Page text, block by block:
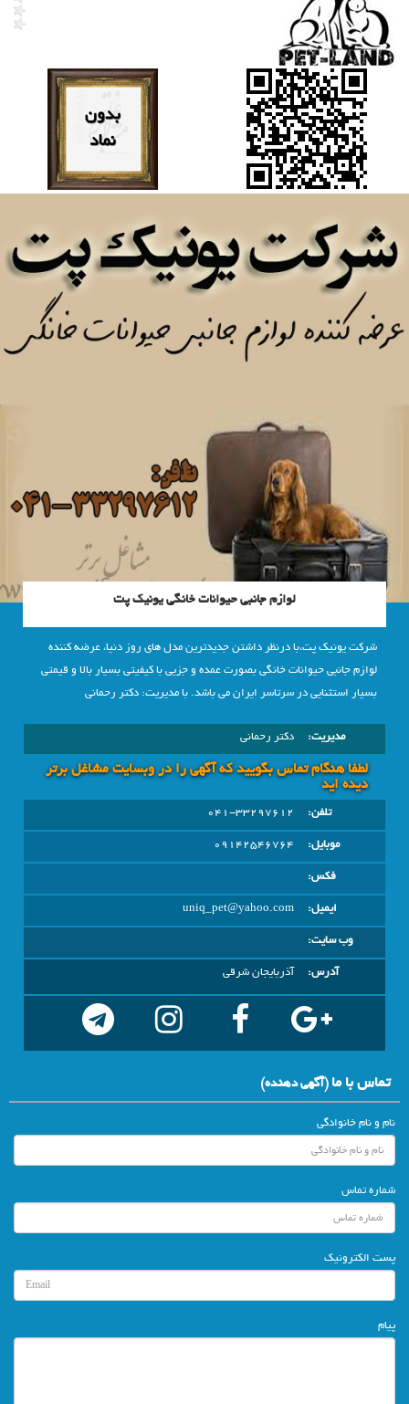
لوازم جانبی حیوانات خانگی یونیک پت
شرکت یونیک پت،با درنظر داشتن جدیدترین مدل های روز دنیا، عرضه کننده
لوازم جانبی حیوانات خانگی بصورت عمده و جزیی با کیفیتی بسیار بالا و قیمتی
بسیار استثنایی در سرتاسر ایران می باشد. با مدیریت: دکتر رحمانی
مدیریت: دکتر رحمانی
لطفا هنگام تماس بگویید که آگهی را در وبسايت مشاغل برتر
دیده اید
تلفن:
041-33297612
موبایل:
09142546764
فکس:
ایمیل:
uniq_pet@yahoo.com
وب سایت:
آدرس:
آذربايجان شرقي
تماس با ما(آگهي دهنده)
نام و نام خانوادگی
شماره تماس
پست الکترونیک
پیام